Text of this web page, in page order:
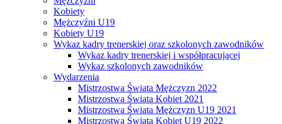
Kobiety
Mężczyźni U19
Kobiety U19
Wykaz kadry trenerskiej oraz szkolonych zawodników
Wykaz kadry trenerskiej i współpracującej
Wykaz szkolonych zawodników
Wydarzenia
Mistrzostwa Świata Mężczyzn 2022
Mistrzostwa Świata Kobiet 2021
Mistrzostwa Świata Mężczyzn U19 2021
Mistrzostwa Świata Kobiet U19 2022